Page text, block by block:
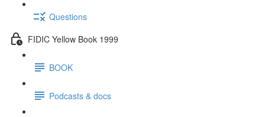
Questions
FIDIC Yellow Book 1999
BOOK
Podcasts & docs